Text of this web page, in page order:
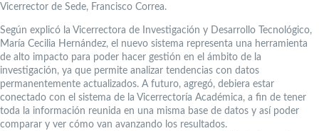
Vicerrector de Sede, Francisco Correa.
Según explicó la Vicerrectora de Investigación y Desarrollo Tecnológico,
María Cecilia Hernández, el nuevo sistema representa una herramienta
de alto impacto para poder hacer gestión en el ámbito de la
investigación, ya que permite analizar tendencias con datos
permanentemente actualizados. A futuro, agregó, debiera estar
conectado con el sistema de la Vicerrectoría Académica, a fin de tener
toda la información reunida en una misma base de datos y así poder
comparar y ver cómo van avanzando los resultados.